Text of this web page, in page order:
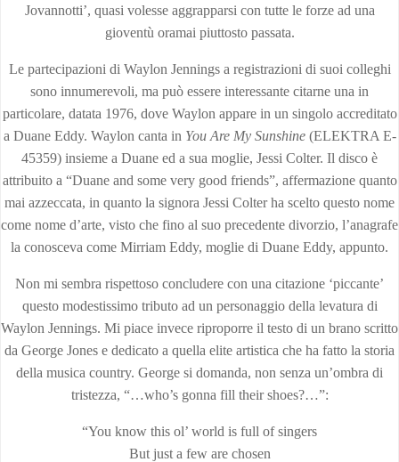
Jovannotti’, quasi volesse aggrapparsi con tutte le forze ad una
gioventù oramai piuttosto passata.
Le partecipazioni di Waylon Jennings a registrazioni di suoi colleghi
sono innumerevoli, ma può essere interessante citarne una in
particolare, datata 1976, dove Waylon appare in un singolo accreditato
a Duane Eddy. Waylon canta in You Are My Sunshine(ELEKTRA E-
45359) insieme a Duane ed a sua moglie, Jessi Colter. Il disco è
attribuito a “Duane and some very good friends”, affermazione quanto
mai azzeccata, in quanto la signora Jessi Colter ha scelto questo nome
come nome d’arte, visto che fino al suo precedente divorzio, l’anagrafe
la conosceva come Mirriam Eddy, moglie di Duane Eddy, appunto.
Non mi sembra rispettoso concludere con una citazione ‘piccante’
questo modestissimo tributo ad un personaggio della levatura di
Waylon Jennings. Mi piace invece riproporre il testo di un brano scritto
da George Jones e dedicato a quella elite artistica che ha fatto la storia
della musica country. George si domanda, non senza un’ombra di
tristezza, “…who’s gonna fill their shoes?…”:
“You know this ol’ world is full of singers
But just a few are chosen